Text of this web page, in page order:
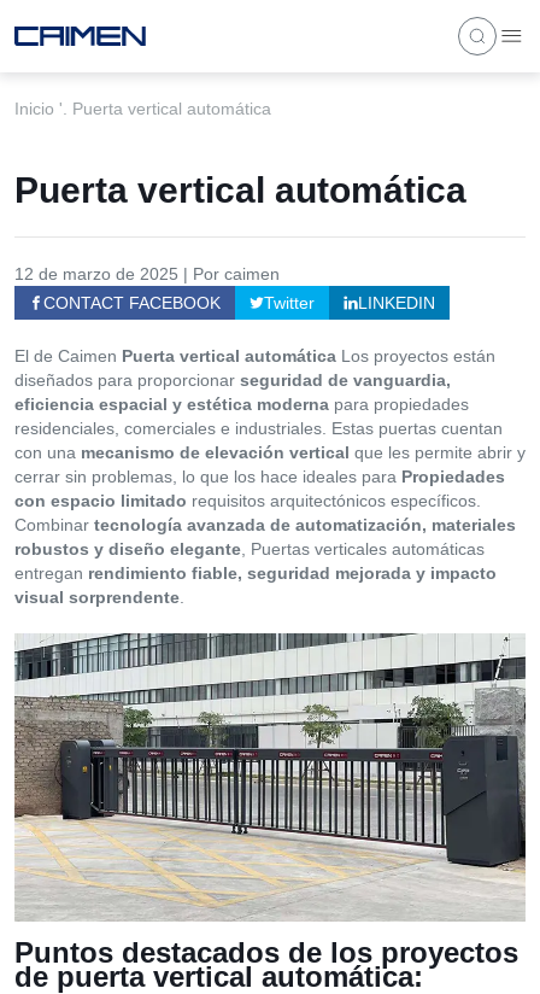
Inicio '. Puerta vertical automática
Puerta vertical automática
12 de marzo de 2025 | Por caimen
CONTACT FACEBOOK
Twitter LINKEDIN
El de Caimen Puerta vertical automática Los proyectos están
diseñados para proporcionar seguridad de vanguardia,
eficiencia espacial y estética moderna para propiedades
residenciales, comerciales e industriales. Estas puertas cuentan
con una mecanismo de elevación vertical que les permite abrir y
cerrar sin problemas, lo que los hace ideales para Propiedades
con espacio limitado requisitos arquitectónicos específicos.
Combinar tecnología avanzada de automatización, materiales
robustos y diseño elegante , Puertas verticales automáticas
entregan rendimiento fiable, seguridad mejorada y impacto
visual sorprendente
Puntos destacados de los proyectos
de puerta vertical automática: